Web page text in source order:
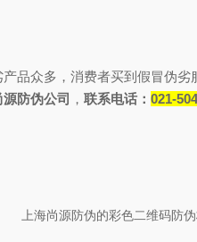
众多，消费者买到假冒伪劣
源防伪公司 ， 联系电话： 021-
上海尚源防伪的彩色二维码防